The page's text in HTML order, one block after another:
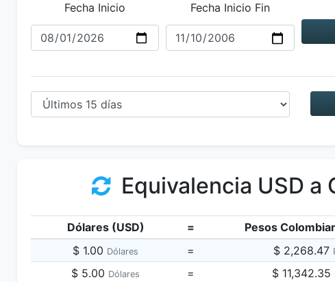
Fecha Inicio
Fecha Inicio Fin
Equivalencia USD a
Dólares (USD) =
Pesos
$ 1.00 Dólares = $ 2,268.47
$ 5.00 Dólares = $ 11,342.35